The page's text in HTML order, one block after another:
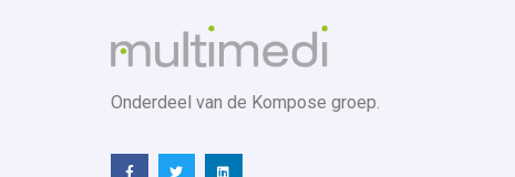
Onderdeel van de Kompose groep.